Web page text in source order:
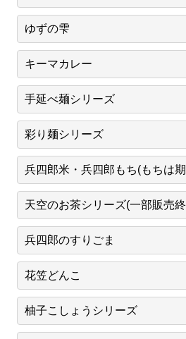
ゆずの雫
キーマカレー
手延べ麺シリーズ
彩り麺シリーズ
兵四郎米・兵四郎もち(もちは
天空のお茶シリーズ(一部販売
兵四郎のすりごま
花笠どんこ
柚子こしょうシリーズ